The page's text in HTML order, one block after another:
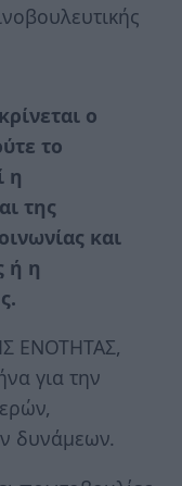
ο
το
η
της
και
ή η
ΕΝΟΤΗΤΑΣ,
για την
δυνάμεων.